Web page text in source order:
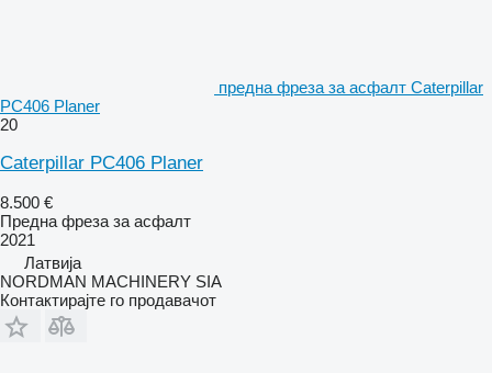
предна фреза за асфалт Caterpillar
PC406 Planer
20
Caterpillar PC406 Planer
8.500 €
Предна фреза за асфалт
2021
Латвија
NORDMAN MACHINERY SIA
Контактирајте го продавачот